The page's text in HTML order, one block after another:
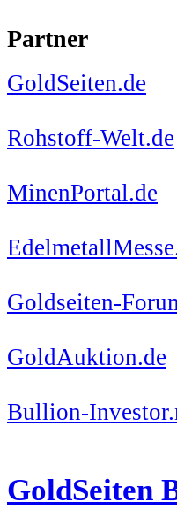
Partner
GoldSeiten.de
Rohstoff-Welt.de
MinenPortal.de
Goldseiten-
GoldAuktion.de
Bullion-
GoldSeiten